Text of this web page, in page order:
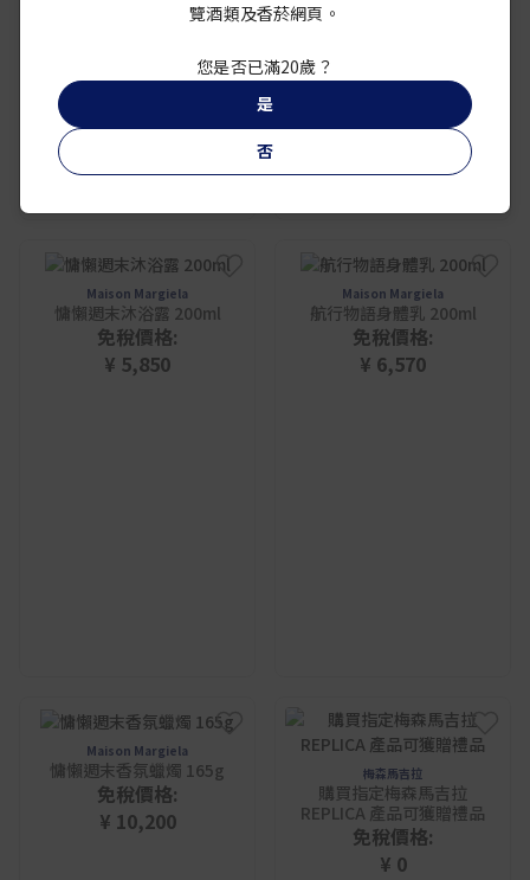
Maison Margiela
慵懶週末沐浴露 200ml
免稅價格:
¥ 5,850
Maison Margiela
航行物語身體乳 200ml
免稅價格:
¥ 6,570
Maison Margiela
慵懶週末香氛蠟燭 165g
免稅價格:
¥ 10,200
梅森馬吉拉
購買指定梅森馬吉拉
REPLICA 產品可獲贈禮品
免稅價格:
¥ 0
覽酒類及香菸網頁。
您是否已滿20歲？
是
否